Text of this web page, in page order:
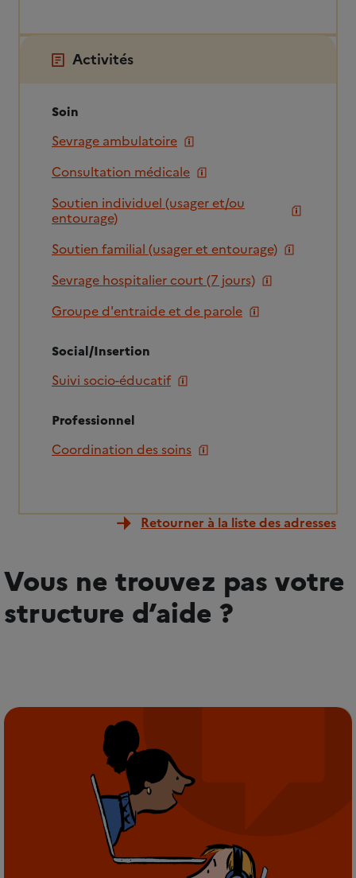
Activités
Soin
Sevrage ambulatoire
Consultation médicale
Soutien individuel (usager et/ou
entourage)
Soutien familial (usager et entourage)
Sevrage hospitalier court (7 jours)
Groupe d'entraide et de parole
Social/Insertion
Suivi socio-éducatif
Professionnel
Coordination des soins
Retourner à la liste des adresses
Vous ne trouvez pas votre
structure d’aide ?